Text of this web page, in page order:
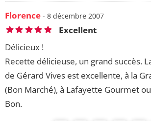
Florence - 8 décembre 2007
Excellent
Délicieux !
Recette délicieuse, un grand succès.
de Gérard Vives est excellente, à la
(Bon Marché), à Lafayette Gourmet
Bon.